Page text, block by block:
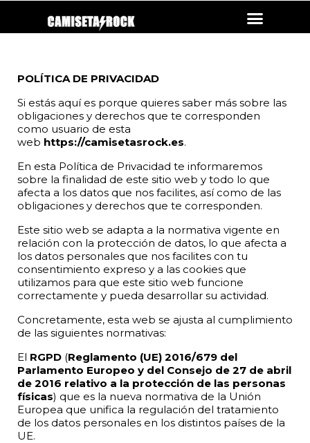
POLÍTICA DE PRIVACIDAD
Si estás aquí es porque quieres saber más sobre las
obligaciones y derechos que te corresponden
como usuario de esta
web https://camisetasrock.es.
En esta Política de Privacidad te informaremos
sobre la finalidad de este sitio web y todo lo que
afecta a los datos que nos facilites, así como de las
obligaciones y derechos que te corresponden.
Este sitio web se adapta a la normativa vigente en
relación con la protección de datos, lo que afecta a
los datos personales que nos facilites con tu
consentimiento expreso y a las cookies que
utilizamos para que este sitio web funcione
correctamente y pueda desarrollar su actividad.
Concretamente, esta web se ajusta al cumplimiento
de las siguientes normativas:
El RGPD (Reglamento (UE) 2016/679 del
Parlamento Europeo y del Consejo de 27 de abril
de 2016 relativo a la protección de las personas
físicas) que es la nueva normativa de la Unión
Europea que unifica la regulación del tratamiento
de los datos personales en los distintos países de la
UE.